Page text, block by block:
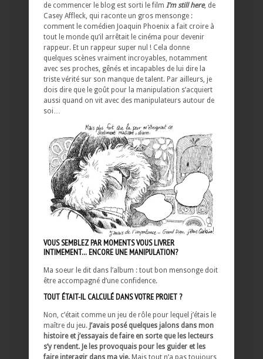
de commencer le blog est sorti le film I’m still here, de
Casey Affleck, qui raconte un gros mensonge :
comment le comédien Joaquin Phoenix a fait croire à
tout le monde qu’il arrêtait le cinéma pour devenir
rappeur. Et un rappeur super nul ! Cela donne
quelques scènes vraiment incroyables, notamment
avec ses proches, gênés et incapables de lui dire la
triste vérité sur son manque de talent. Par ailleurs, je
dois dire que le goût pour la manipulation s’acquiert
aussi quand on vit avec des manipulateurs autour de
soi…
VOUS SEMBLEZ PAR MOMENTS VOUS LIVRER
INTIMEMENT… ENCORE UNE MANIPULATION?
Ma soeur le dit dans l’album : tout bon mensonge doit
être accompagné d’une confidence.
TOUT ÉTAIT-IL CALCULÉ DANS VOTRE PROJET ?
Non, c’était comme un jeu de rôle pour lequel j’étais le
maître du jeu. J’avais posé quelques jalons dans mon
histoire et j’essayais de faire en sorte que les lecteurs
s’y rendent. Je les provoquais pour les guider et les